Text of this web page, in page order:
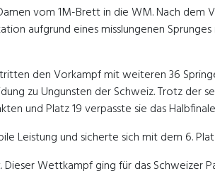
vom 1M-Brett in die WM. Nach dem
aufgrund eines misslungenen
den Vorkampf mit weiteren 36
zu Ungunsten der Schweiz. Trotz der
und Platz 19 verpasste sie das
Leistung und sicherte sich mit dem 6.
Wettkampf ging für das Schweizer